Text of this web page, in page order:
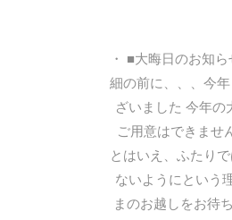
・ ■大晦日のお知
細の前に、、、今
ざいました 今年
ご用意はできませ
とはいえ、ふたり
ないようにという
まのお越しをお待